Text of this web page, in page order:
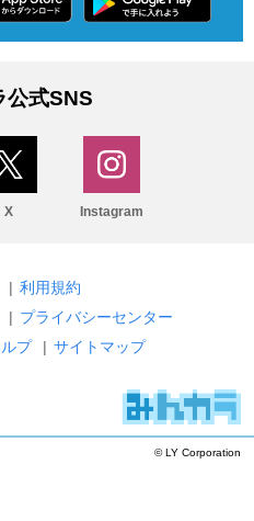
公式SNS
X Instagram
| 利用規約
| プライバシーセンター
プ | サイトマップ
© LY Corporation